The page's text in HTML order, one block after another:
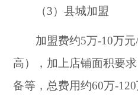
（3）县城加盟
加盟费约5万-10万元/
高），加上店铺面积要
备等，总费用约60万-